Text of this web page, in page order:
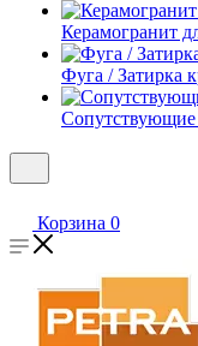
Керамогранит
Фуга / Затирка
Сопутствующие
Корзина 0